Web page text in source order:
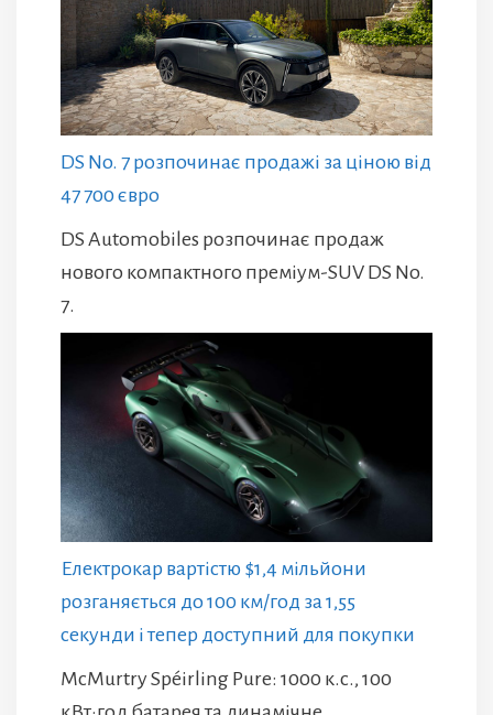
DS No. 7 розпочинає продажі за ціною від
47 700 євро
DS Automobiles розпочинає продаж
нового компактного преміум-SUV DS No.
7.
Електрокар вартістю $1,4 мільйони
розганяється до 100 км/год за 1,55
секунди і тепер доступний для покупки
McMurtry Spéirling Pure: 1000 к.с., 100